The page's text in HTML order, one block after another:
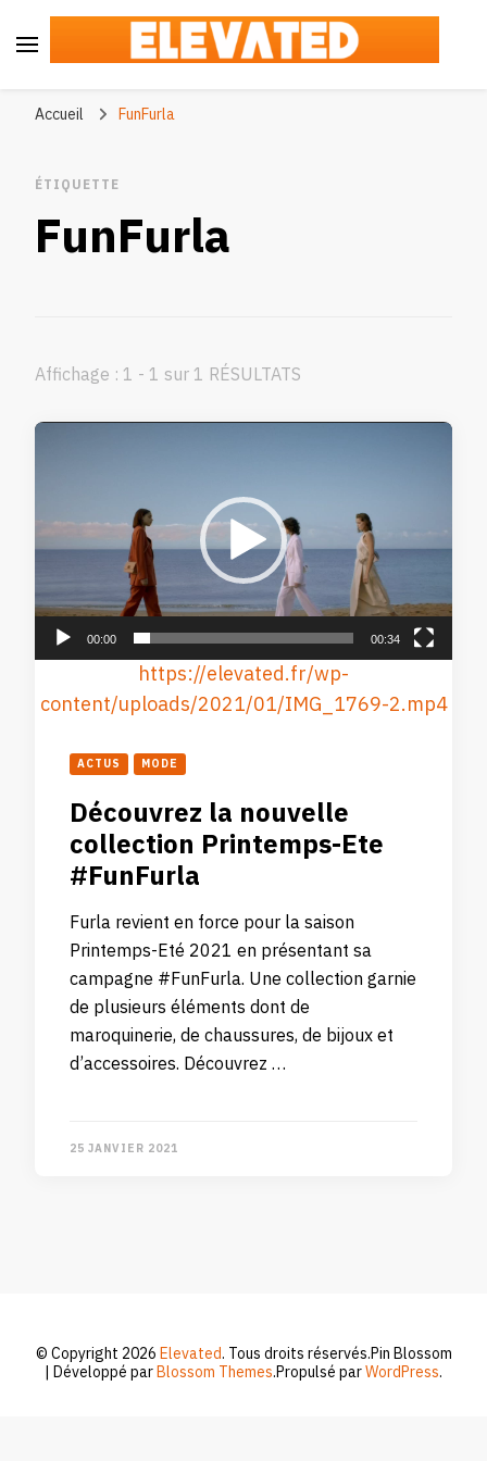
Accueil FunFurla
ÉTIQUETTE
FunFurla
Affichage : 1 - 1 sur 1 RÉSULTATS
00:00 00:34
https://elevated.fr/wp-
content/uploads/2021/01/IMG_1769-2.mp4
ACTUS MODE
Découvrez la nouvelle
collection Printemps-Ete
#FunFurla
Furla revient en force pour la saison
Printemps-Eté 2021 en présentant sa
campagne #FunFurla. Une collection garnie
de plusieurs éléments dont de
maroquinerie, de chaussures, de bijoux et
d’accessoires. Découvrez …
25 JANVIER 2021
© Copyright 2026Elevated. Tous droits réservés.Pin Blossom
| Développé parBlossom Themes.Propulsé parWordPress.